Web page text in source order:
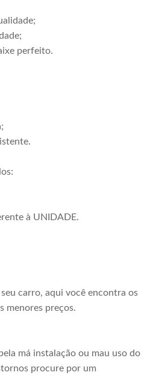
perfeito.
à UNIDADE.
carro, aqui você encontra os
menores preços.
má instalação ou mau uso do
procure por um